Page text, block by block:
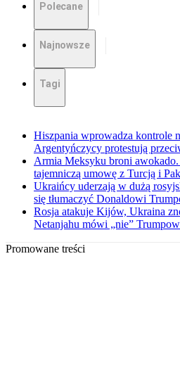
Polecane
Najnowsze
Tagi
Hiszpania wprowadza kontrole
Argentyńczycy protestują
Armia Meksyku broni
tajemniczą umowę z Turcją i
Ukraińcy uderzają w dużą
się tłumaczyć Donaldowi
Rosja atakuje Kijów, Ukraina
Netanjahu mówi „nie”
Promowane treści